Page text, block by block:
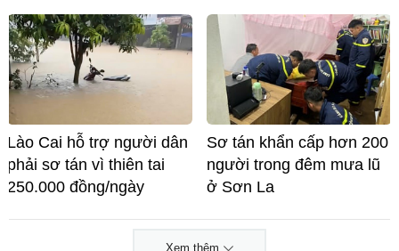
Lào Cai hỗ trợ người dân
phải sơ tán vì thiên tai
250.000 đồng/ngày
Sơ tán khẩn cấp hơn 200
người trong đêm mưa lũ
ở Sơn La
Xem thêm